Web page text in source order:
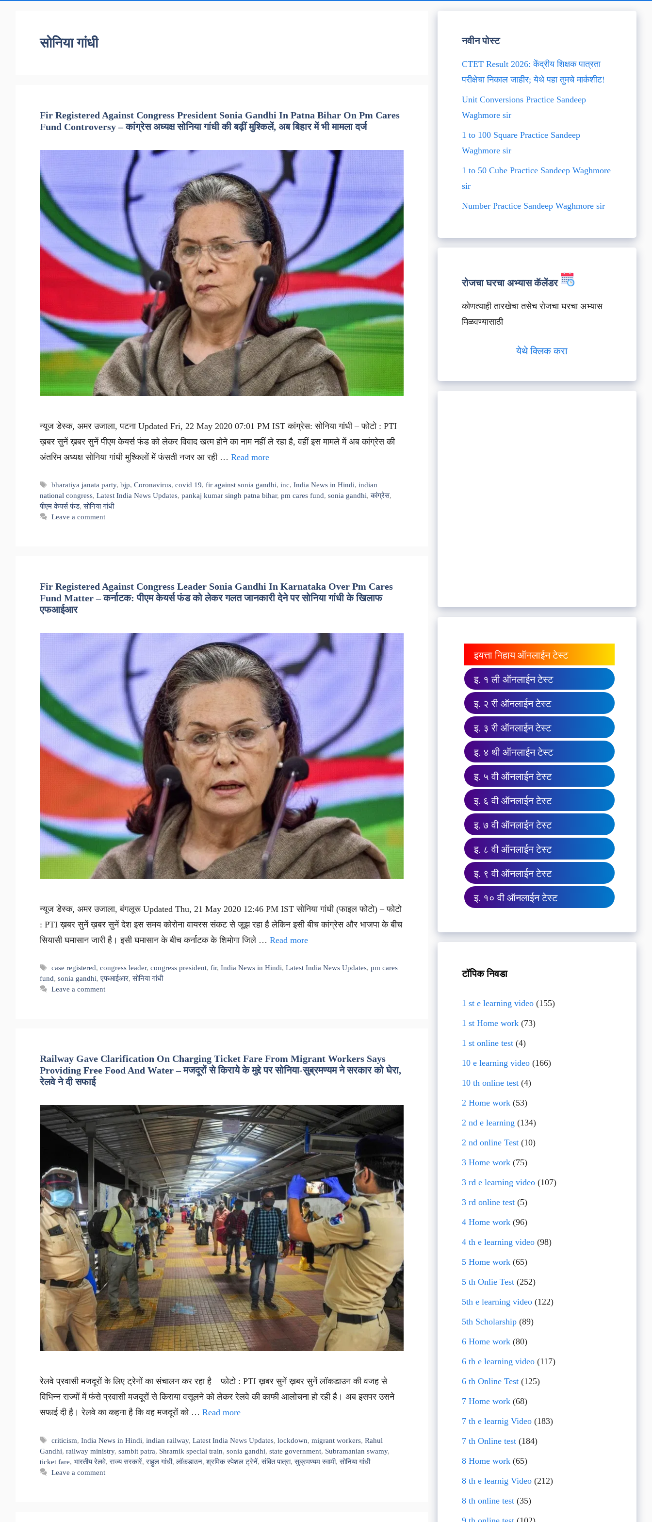
सोनिया गांधी
Fir Registered Against Congress President Sonia Gandhi In Patna Bihar On Pm Cares
Fund Controversy – कांग्रेस अध्यक्ष सोनिया गांधी की बढ़ीं मुश्किलें, अब बिहार में भी मामला दर्ज
न्यूज डेस्क, अमर उजाला, पटना Updated Fri, 22 May 2020 07:01 PM IST कांग्रेस: सोनिया गांधी – फोटो : PTI
ख़बर सुनें ख़बर सुनें पीएम केयर्स फंड को लेकर विवाद खत्म होने का नाम नहीं ले रहा है, वहीं इस मामले में अब कांग्रेस की
अंतरिम अध्यक्ष सोनिया गांधी मुश्किलों में फंसती नजर आ रही … Read more
Tags
bharatiya janata party,bjp,Coronavirus,covid 19,fir against sonia gandhi,inc,India News in Hindi,indian
national congress, Latest India News Updates, pankaj kumar singh patna bihar, pm cares fund, sonia gandhi,कांग्रेस,
पीएम केयर्स फंड,सोनिया गांधी
Leave a comment
Fir Registered Against Congress Leader Sonia Gandhi In Karnataka Over Pm Cares
Fund Matter – कर्नाटक: पीएम केयर्स फंड को लेकर गलत जानकारी देने पर सोनिया गांधी के खिलाफ
एफआईआर
न्यूज डेस्क, अमर उजाला, बंगलूरू Updated Thu, 21 May 2020 12:46 PM IST सोनिया गांधी (फाइल फोटो) – फोटो
: PTI ख़बर सुनें ख़बर सुनें देश इस समय कोरोना वायरस संकट से जूझ रहा है लेकिन इसी बीच कांग्रेस और भाजपा के बीच
सियासी घमासान जारी है। इसी घमासान के बीच कर्नाटक के शिमोगा जिले … Read more
Tags
case registered,congress leader,congress president,fir,India News in Hindi,Latest India News Updates,pm cares
fund, sonia gandhi,एफआईआर,सोनिया गांधी
Leave a comment
Railway Gave Clarification On Charging Ticket Fare From Migrant Workers Says
Providing Free Food And Water – मजदूरों से किराये के मुद्दे पर सोनिया-सुब्रमण्यम ने सरकार को घेरा,
रेलवे ने दी सफाई
रेलवे प्रवासी मजदूरों के लिए ट्रेनों का संचालन कर रहा है – फोटो : PTI ख़बर सुनें ख़बर सुनें लॉकडाउन की वजह से
विभिन्न राज्यों में फंसे प्रवासी मजदूरों से किराया वसूलने को लेकर रेलवे की काफी आलोचना हो रही है। अब इसपर उसने
सफाई दी है। रेलवे का कहना है कि वह मजदूरों को … Read more
Tags
criticism,India News in Hindi,indian railway,Latest India News Updates,lockdown,migrant workers,Rahul
Gandhi, railway ministry, sambit patra, Shramik special train, sonia gandhi, state government, Subramanian swamy,
ticket fare, भारतीय रेलवे,राज्य सरकारें,राहुल गांधी,लॉकडाउन,श्रमिक स्पेशल ट्रेनें,संबित पात्रा,सुब्रमण्यम स्वामी,सोनिया गांधी
Leave a comment
नवीन पोस्ट
CTET Result 2026: केंद्रीय शिक्षक पात्रता
परीक्षेचा निकाल जाहीर; येथे पहा तुमचे मार्कशीट!
Unit Conversions Practice Sandeep
Waghmore sir
1 to 100 Square Practice Sandeep
Waghmore sir
1 to 50 Cube Practice Sandeep Waghmore
sir
Number Practice Sandeep Waghmore sir
रोजचा घरचा अभ्यास कॅलेंडर
कोणत्याही तारखेचा तसेच रोजचा घरचा अभ्यास
मिळवण्यासाठी
येथे क्लिक करा
इयत्ता निहाय ऑनलाईन टेस्ट
इ. १ ली ऑनलाईन टेस्ट
इ. २ री ऑनलाईन टेस्ट
इ. ३ री ऑनलाईन टेस्ट
इ. ४ थी ऑनलाईन टेस्ट
इ. ५ वी ऑनलाईन टेस्ट
इ. ६ वी ऑनलाईन टेस्ट
इ. ७ वी ऑनलाईन टेस्ट
इ. ८ वी ऑनलाईन टेस्ट
इ. ९ वी ऑनलाईन टेस्ट
इ. १० वी ऑनलाईन टेस्ट
टॉपिक निवडा
1 st e learning video(155)
1 st Home work(73)
1 st online test(4)
10 e learning video(166)
10 th online test(4)
2 Home work(53)
2 nd e learning (134)
2 nd online Test(10)
3 Home work(75)
3 rd e learning video(107)
3 rd online test(5)
4 Home work(96)
4 th e learning video(98)
5 Home work(65)
5 th Onlie Test(252)
5th e learning video(122)
5th Scholarship(89)
6 Home work(80)
6 th e learning video(117)
6 th Online Test(125)
7 Home work(68)
7 th e learnig Video(183)
7 th Online test(184)
8 Home work(65)
8 th e learnig Video(212)
8 th online test(35)